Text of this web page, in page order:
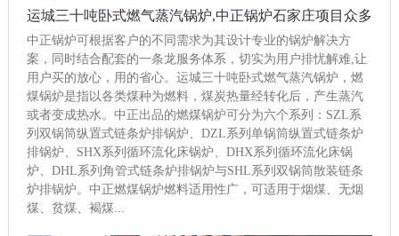
运城三十吨卧式燃气蒸汽锅炉,中正锅炉石家庄项目众多
中正锅炉可根据客户的不同需求为其设计专业的锅炉解决方
案，同时结合配套的一条龙服务体系，切实为用户排忧解难,让
用户买的放心，用的省心。运城三十吨卧式燃气蒸汽锅炉，燃
煤锅炉是指以各类煤种为燃料，煤炭热量经转化后，产生蒸汽
或者变成热水。中正出品的燃煤锅炉可分为六个系列：SZL系
列双锅筒纵置式链条炉排锅炉、DZL系列单锅筒纵置式链条炉
排锅炉、SHX系列循环流化床锅炉、DHX系列循环流化床锅
炉、DHL系列角管式链条炉排锅炉与SHL系列双锅筒散装链条
炉排锅炉。中正燃煤锅炉燃料适用性广，可适用于烟煤、无烟
煤、贫煤、褐煤...